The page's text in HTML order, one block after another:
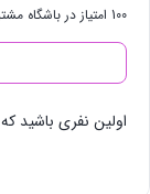
100 امتیاز در باشگاه مشتریان آس کلاب دریافت خواهید کرد.
اولین نفری باشید